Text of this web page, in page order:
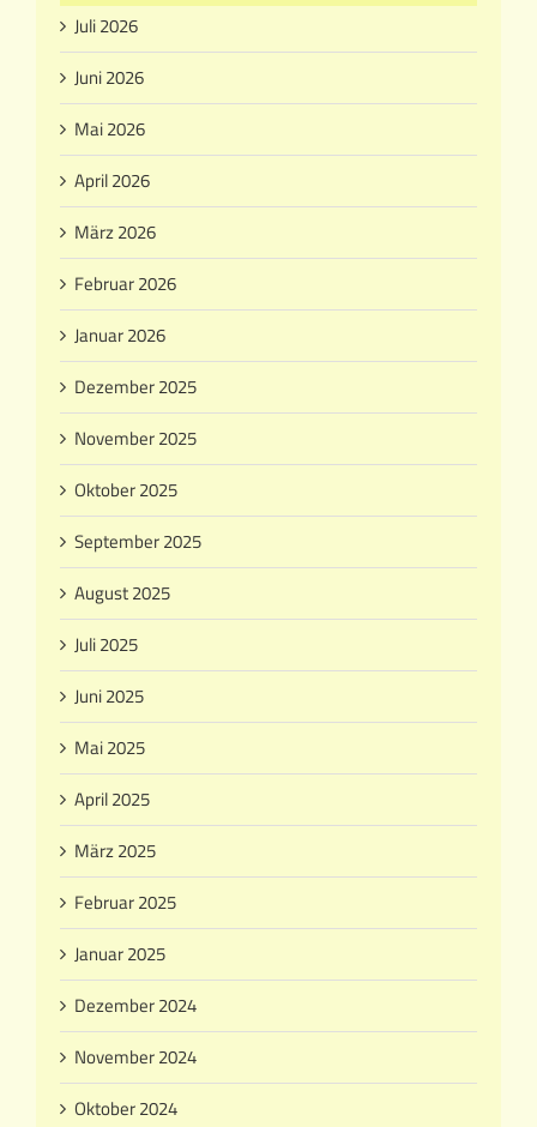
Juli 2026
Juni 2026
Mai 2026
April 2026
März 2026
Februar 2026
Januar 2026
Dezember 2025
November 2025
Oktober 2025
September 2025
August 2025
Juli 2025
Juni 2025
Mai 2025
April 2025
März 2025
Februar 2025
Januar 2025
Dezember 2024
November 2024
Oktober 2024